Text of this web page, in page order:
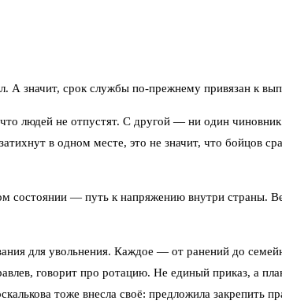
А значит, срок службы по-прежнему привязан к
людей не отпустят. С другой — ни один
в одном месте, это не значит, что бойцов
— путь к напряжению внутри страны.
для увольнения. Каждое — от ранений до
говорит про ротацию. Не единый приказ, а
тоже внесла своё: предложила закрепить